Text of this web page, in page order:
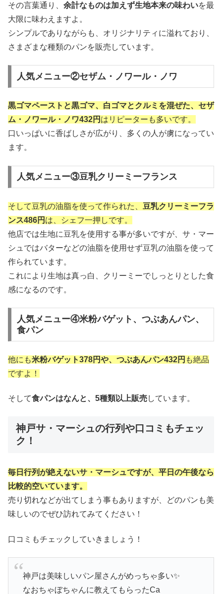
その言葉通り、 余計なものは加えず生地本来の味わいを最
大限に味わえますよ。
シンプルでありながらも、オリジナリティに溢れており、
さまざまな種類のパンを販売しています。
人気メニュー②セザム・ノワール・ノワ
黒ゴマペーストと黒ゴマ、白ゴマとクルミを混ぜた、セザ
ム・ノワール・ノワ432円 はリピーターも多いです。
口いっぱいに香ばしさが広がり、多くの人が虜になってい
ます。
人気メニュー③豆乳クリーミーフランス
そして豆乳の油脂を使って作られた、 豆乳クリーミーフラ
ンス486円 は、シェフ一押しです。
他店では生地に豆乳を使用する事が多いですが、サ・マー
シュではバターなどの油脂を使用せず豆乳の油脂を使って
作られています。
これにより生地は真っ白、クリーミーでしっとりとした食
感になるのです。
人気メニュー④米粉バゲット、つぶあんパン、
食パン
他にも米粉バゲット378円や、つぶあんパン432円 も絶品
ですよ！
そして食パンはなんと、5種類以上販売しています。
神戸サ・マーシュの行列や口コミもチェッ
ク！
毎日行列が絶えないサ・マーシュですが、平日の午後なら
比較的空いています。
売り切れなどが出てしまう事もありますが、どのパンも美
味しいのでぜひ訪れてみてください！
口コミもチェックしていきましょう！
神戸は美味しいパン屋さんがめっちゃ多い✨
なおちゃぼちゃんに教えてもらったCa